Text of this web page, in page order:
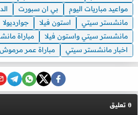
مواعيد مباريات اليوم
بي ان سبورت
مانشستر سيتي
استون فيلا
جوارديولا
مانشستر سيتي واستون فيلا
مباراة
اخبار مانشستر سيتي
مباراة عمر مرموش
0 تعليق